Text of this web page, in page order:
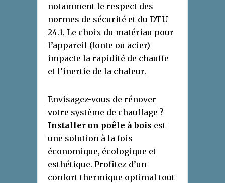
notamment le respect des
normes de sécurité et du DTU
24.1. Le choix du matériau pour
l’appareil (fonte ou acier)
impacte la rapidité de chauffe
et l’inertie de la chaleur.
Envisagez-vous de rénover
votre système de chauffage ?
Installer un poêle à bois est
une solution à la fois
économique, écologique et
esthétique. Profitez d’un
confort thermique optimal tout